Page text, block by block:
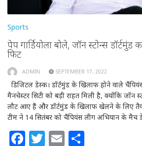
Sports
पेप गार्डियोला बोले, जॉन स्टोन्स
फिट
ADMIN SEPTEMBER 17, 2022
डिजिटल डेस्क। डॉर्टमुंड के खिलाफ होने वाले
मैनचेस्टर सिटी को बड़ी राहत मिली है, क्योंकि जॉन
लौट आए हैं और डॉर्टमुंड के खिलाफ खेलने के लिए
टीम ने 14 सितंबर को चैंपियंस लीग अभियान के मैच
Facebook
Twitter
Email